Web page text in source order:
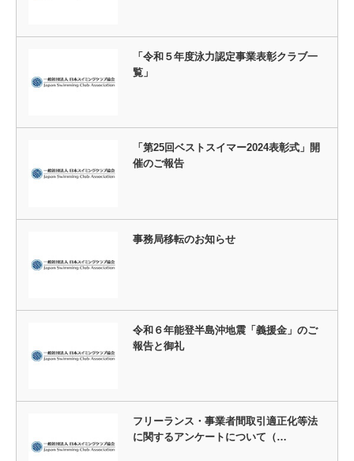
「令和５年度泳力認定事業表彰クラブ一
覧」
「第25回ベストスイマー2024表彰式」開
催のご報告
事務局移転のお知らせ
令和６年能登半島沖地震「義援金」のご
報告と御礼
フリーランス・事業者間取引適正化等法
に関するアンケートについて（…